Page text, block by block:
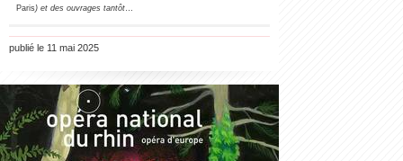
Paris) et des ouvrages tantôt…
publié le 11 mai 2025